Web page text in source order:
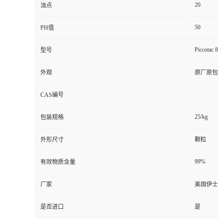
浊点 20
PH值 50
型号 Piccotac
外观 原厂原包
CAS编号
包装规格 25/kg
外形尺寸 颗粒
有效物质含量 99%
厂家 美国伊
是否进口 是